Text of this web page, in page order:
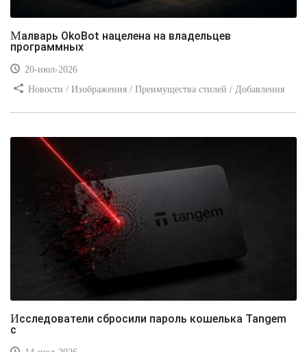
Малварь OkoBot нацелена на владельцев
программных
20-июл-2026
Новости / Изображения / Преимущества стилей / Добавления
Исследователи сбросили пароль кошелька Tangem
с